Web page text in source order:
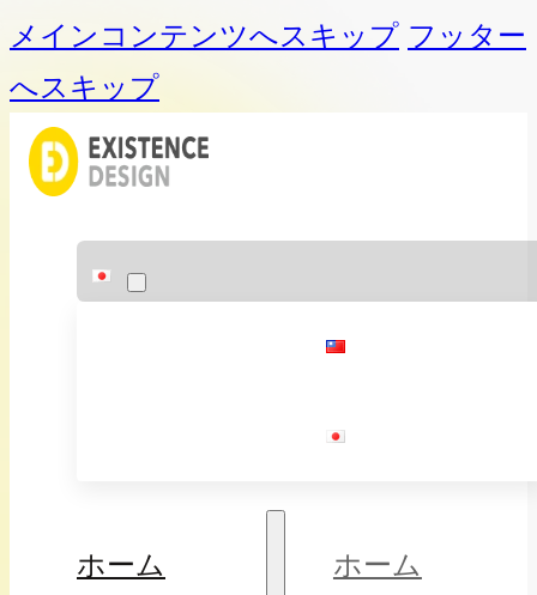
メインコンテンツへスキップ フッター
へスキップ
ホーム
ホーム